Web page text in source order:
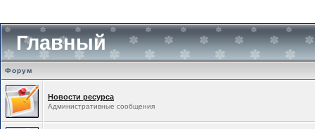
Главный
Форум
Новости ресурса
Административные сообщения